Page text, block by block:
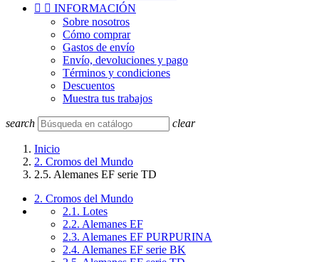
  INFORMACIÓN
Sobre nosotros
Cómo comprar
Gastos de envío
Envío, devoluciones y pago
Términos y condiciones
Descuentos
Muestra tus trabajos
search clear
Inicio
2. Cromos del Mundo
2.5. Alemanes EF serie TD
2. Cromos del Mundo
2.1. Lotes
2.2. Alemanes EF
2.3. Alemanes EF PURPURINA
2.4. Alemanes EF serie BK